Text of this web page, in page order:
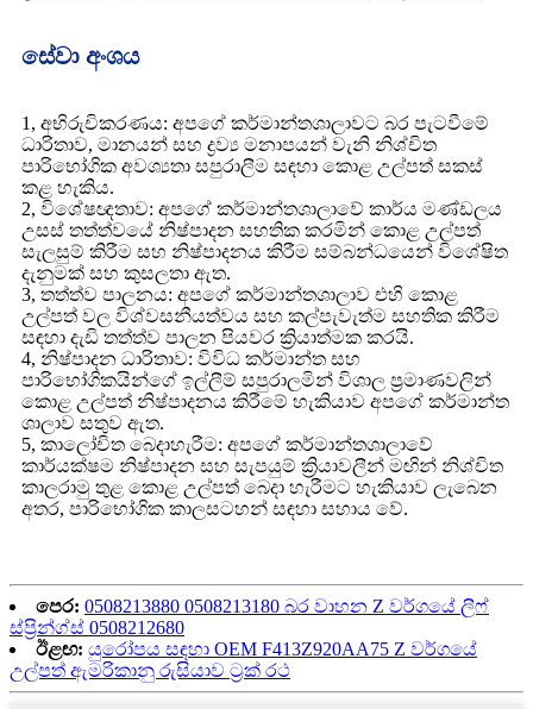
සේවා අංශය
1, අභිරුචිකරණය: අපගේ කර්මාන්තශාලාවට බර පැටවීමේ
ධාරිතාව, මානයන් සහ ද්‍රව්‍ය මනාපයන් වැනි නිශ්චිත
පාරිභෝගික අවශ්‍යතා සපුරාලීම සඳහා කොළ උල්පත් සකස්
කළ හැකිය.
2, විශේෂඥතාව: අපගේ කර්මාන්තශාලාවේ කාර්ය මණ්ඩලය
උසස් තත්ත්වයේ නිෂ්පාදන සහතික කරමින් කොළ උල්පත්
සැලසුම් කිරීම සහ නිෂ්පාදනය කිරීම සම්බන්ධයෙන් විශේෂිත
දැනුමක් සහ කුසලතා ඇත.
3, තත්ත්ව පාලනය: අපගේ කර්මාන්තශාලාව එහි කොළ
උල්පත් වල විශ්වසනීයත්වය සහ කල්පැවැත්ම සහතික කිරීම
සඳහා දැඩි තත්ත්ව පාලන පියවර ක්‍රියාත්මක කරයි.
4, නිෂ්පාදන ධාරිතාව: විවිධ කර්මාන්ත සහ
පාරිභෝගිකයින්ගේ ඉල්ලීම් සපුරාලමින් විශාල ප්‍රමාණවලින්
කොළ උල්පත් නිෂ්පාදනය කිරීමේ හැකියාව අපගේ කර්මාන්ත
ශාලාව සතුව ඇත.
5, කාලෝචිත බෙදාහැරීම: අපගේ කර්මාන්තශාලාවේ
කාර්යක්ෂම නිෂ්පාදන සහ සැපයුම් ක්‍රියාවලීන් මඟින් නිශ්චිත
කාලරාමු තුළ කොළ උල්පත් බෙදා හැරීමට හැකියාව ලැබෙන
අතර, පාරිභෝගික කාලසටහන් සඳහා සහාය වේ.
පෙර: 0508213880 0508213180 බර වාහන Z වර්ගයේ ලීෆ්
ස්ප්‍රින්ග්ස් 0508212680
ඊළඟ: යුරෝපය සඳහා OEM F413Z920AA75 Z වර්ගයේ
උල්පත් ඇමරිකානු රුසියාව ට්‍රක් රථ